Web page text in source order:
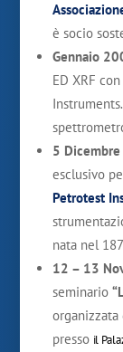
è socio
Gennaio
ED XRF
Instruments.
5
esclusivo
Petrotest
nata nel
12 – 13
seminario
organizzata
presso il